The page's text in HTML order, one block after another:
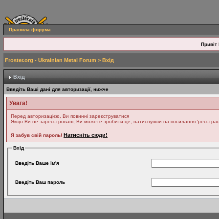
Правила форума
Привіт
Froster.org - Ukrainian Metal Forum > Вхід
Вхід
Введіть Ваші дані для авторизації, нижче
Увага!
Перед авторизацією, Ви повинні зареєструватися
Якщо Ви не зареєстровані, Ви можете зробити це, натиснувши на посилання
Я забув свій пароль! Натисніть сюди!
Вхід
Введіть Ваше ім'я
Введіть Ваш пароль